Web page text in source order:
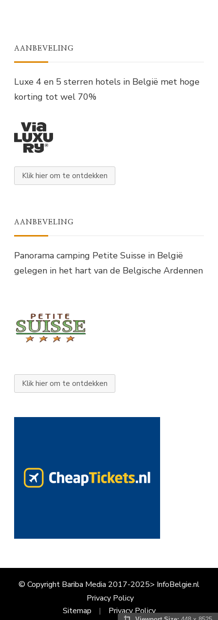
AANBEVELING
Luxe 4 en 5 sterren hotels in België met hoge
korting tot wel 70%
Klik hier om te ontdekken
AANBEVELING
Panorama camping Petite Suisse in België
gelegen in het hart van de Belgische Ardennen
Klik hier om te ontdekken
© Copyright Bariba Media 2017-2025> InfoBelgie.nl
Privacy Policy
Sitemap
Privacy Policy